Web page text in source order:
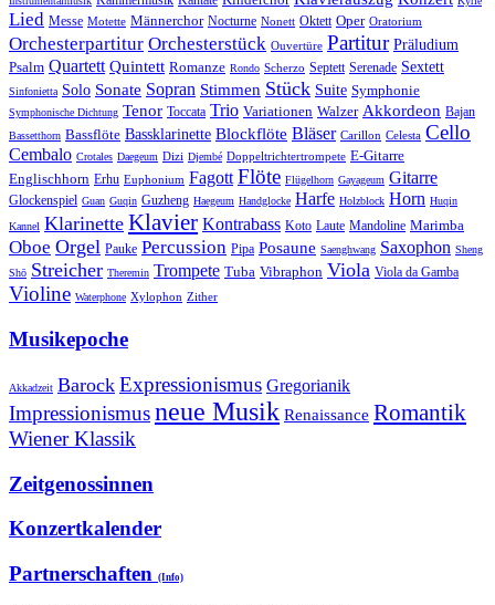
Lied Messe Motette Männerchor Nocturne Nonett Oktett Oper Oratorium
Orchesterpartitur Orchesterstück Ouvertüre Partitur Präludium
Psalm Quartett Quintett Romanze Rondo Scherzo Septett Serenade Sextett
Sinfonietta Solo Sonate Sopran Stimmen Stück Suite Symphonie
Symphonische Dichtung Tenor Toccata Trio Variationen Walzer Akkordeon Bajan
Bassetthorn Bassflöte Bassklarinette Blockflöte Bläser Carillon Celesta Cello
Cembalo Crotales Daegeum Dizi Djembé Doppeltrichtertrompete E-Gitarre
Englischhorn Erhu Euphonium Fagott Flöte Flügelhorn Gayageum Gitarre
Glockenspiel Guan Guqin Guzheng Haegeum Handglocke Harfe Holzblock Horn Huqin
Kannel Klarinette Klavier Kontrabass Koto Laute Mandoline Marimba
Oboe Orgel Pauke Percussion Pipa Posaune Saenghwang Saxophon Sheng
Shō Streicher Theremin Trompete Tuba Vibraphon Viola Viola da Gamba
Violine Waterphone Xylophon Zither
Musikepoche
Akkadzeit Barock Expressionismus Gregorianik
Impressionismusneue Musik Renaissance Romantik
Wiener Klassik
Zeitgenossinnen
Konzertkalender
Partnerschaften (Info)